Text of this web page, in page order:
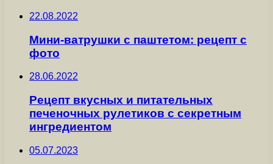
22.08.2022
Мини-ватрушки с паштетом: рецепт с
фото
28.06.2022
Рецепт вкусных и питательных
печеночных рулетиков с секретным
ингредиентом
05.07.2023